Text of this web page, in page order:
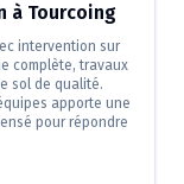
à Tourcoing
intervention sur
complète, travaux
sol de qualité.
apporte une
pour répondre